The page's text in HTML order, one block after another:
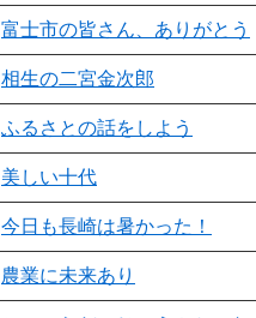
富士市の皆さん、ありがとう
相生の二宮金次郎
ふるさとの話をしよう
美しい十代
今日も長崎は暑かった！
農業に未来あり